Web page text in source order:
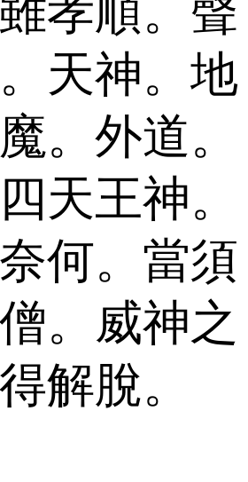
孝順。聲
天神。地
。外道。
天王神。
何。當須
。威神之
解脫。